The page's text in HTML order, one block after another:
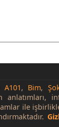
A101, Bim,
ile